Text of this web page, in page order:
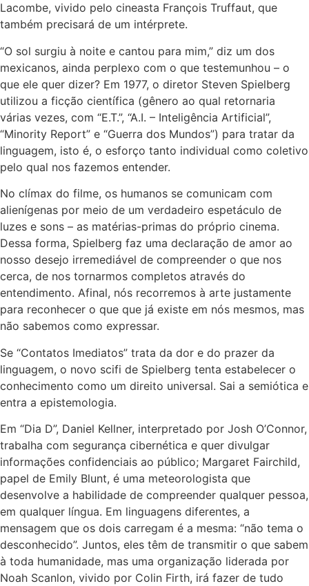
Lacombe, vivido pelo cineasta François Truffaut, que
também precisará de um intérprete.
“O sol surgiu à noite e cantou para mim,” diz um dos
mexicanos, ainda perplexo com o que testemunhou – o
que ele quer dizer? Em 1977, o diretor Steven Spielberg
utilizou a ficção científica (gênero ao qual retornaria
várias vezes, com “E.T.”, “A.I. – Inteligência Artificial”,
“Minority Report” e “Guerra dos Mundos”) para tratar da
linguagem, isto é, o esforço tanto individual como coletivo
pelo qual nos fazemos entender.
No clímax do filme, os humanos se comunicam com
alienígenas por meio de um verdadeiro espetáculo de
luzes e sons – as matérias-primas do próprio cinema.
Dessa forma, Spielberg faz uma declaração de amor ao
nosso desejo irremediável de compreender o que nos
cerca, de nos tornarmos completos através do
entendimento. Afinal, nós recorremos à arte justamente
para reconhecer o que que já existe em nós mesmos, mas
não sabemos como expressar.
Se “Contatos Imediatos” trata da dor e do prazer da
linguagem, o novo scifi de Spielberg tenta estabelecer o
conhecimento como um direito universal. Sai a semiótica e
entra a epistemologia.
Em “Dia D”, Daniel Kellner, interpretado por Josh O’Connor,
trabalha com segurança cibernética e quer divulgar
informações confidenciais ao público; Margaret Fairchild,
papel de Emily Blunt, é uma meteorologista que
desenvolve a habilidade de compreender qualquer pessoa,
em qualquer língua. Em linguagens diferentes, a
mensagem que os dois carregam é a mesma: “não tema o
desconhecido”. Juntos, eles têm de transmitir o que sabem
à toda humanidade, mas uma organização liderada por
Noah Scanlon, vivido por Colin Firth, irá fazer de tudo